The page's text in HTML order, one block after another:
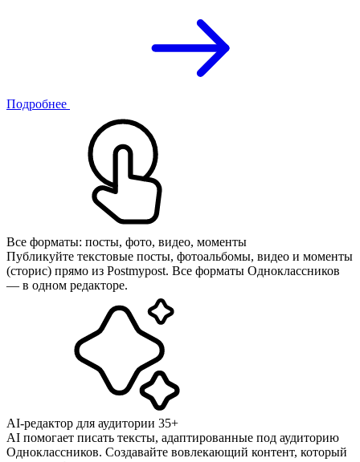
Подробнее
Все форматы: посты, фото, видео, моменты
Публикуйте текстовые посты, фотоальбомы, видео и моменты
(сторис) прямо из Postmypost. Все форматы Одноклассников
— в одном редакторе.
AI-редактор для аудитории 35+
AI помогает писать тексты, адаптированные под аудиторию
Одноклассников. Создавайте вовлекающий контент, который